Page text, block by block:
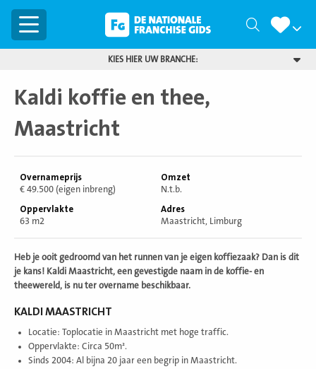
Menu Zoeken
KIES HIER UW BRANCHE:
Kaldi koffie en thee,
Maastricht
Overnameprijs
€ 49.500 (eigen inbreng)
Omzet
N.t.b.
Oppervlakte
63 m2
Adres
Maastricht, Limburg
Heb je ooit gedroomd van het runnen van je eigen koffiezaak? Dan is dit
je kans! Kaldi Maastricht, een gevestigde naam in de koffie- en
theewereld, is nu ter overname beschikbaar.
KALDI MAASTRICHT
Locatie: Toplocatie in Maastricht met hoge traffic.
Oppervlakte: Circa 50m².
Sinds 2004: Al bijna 20 jaar een begrip in Maastricht.